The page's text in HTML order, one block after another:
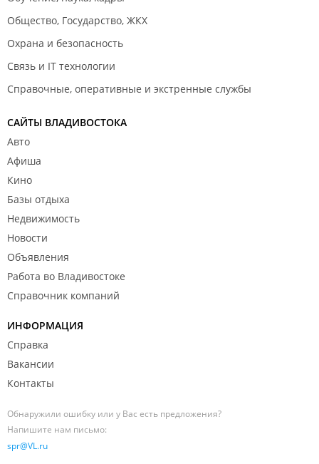
Общество, Государство, ЖКХ
Охрана и безопасность
Связь и IT технологии
Справочные, оперативные и экстренные службы
САЙТЫ ВЛАДИВОСТОКА
Авто
Афиша
Кино
Базы отдыха
Недвижимость
Новости
Объявления
Работа во Владивостоке
Справочник компаний
ИНФОРМАЦИЯ
Справка
Вакансии
Контакты
Обнаружили ошибку или у Вас есть предложения?
Напишите нам письмо:
spr@VL.ru